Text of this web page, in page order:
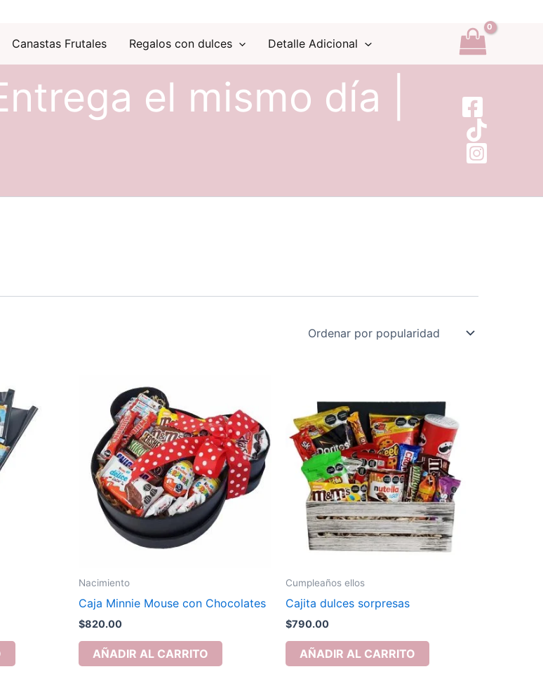
Canastas Frutales Regalos con dulces Detalle Adicional
el mismo día |
Nacimiento
Caja Minnie Mouse con Chocolates
$820.00
AÑADIR AL CARRITO
Cumpleaños ellos
Cajita dulces sorpresas
$790.00
AÑADIR AL CARRITO